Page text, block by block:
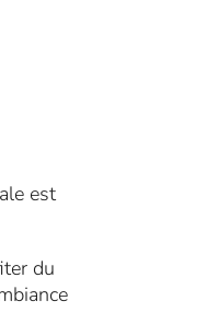
est
du